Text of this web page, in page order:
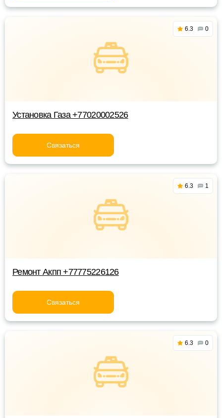
6.3 0
Установка Газа +77020002526
Связаться
6.3 1
Ремонт Акпп +77775226126
Связаться
6.3 0